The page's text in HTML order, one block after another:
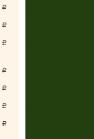
руб.
руб.
руб.
руб.
руб.
руб.
руб.